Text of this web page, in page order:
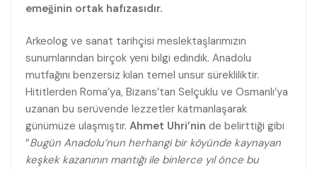
emeğinin ortak hafızasıdır.
Arkeolog ve sanat tarihçisi meslektaşlarımızın
sunumlarından birçok yeni bilgi edindik. Anadolu
mutfağını benzersiz kılan temel unsur sürekliliktir.
Hititlerden Roma’ya, Bizans’tan Selçuklu ve Osmanlı’ya
uzanan bu serüvende lezzetler katmanlaşarak
günümüze ulaşmıştır. Ahmet Uhri’nin de belirttiği gibi
“Bugün Anadolu’nun herhangi bir köyünde kaynayan
keşkek kazanının mantığı ile binlerce yıl önce bu